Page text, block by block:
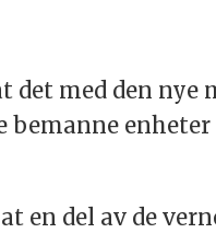
det med den
en del av de